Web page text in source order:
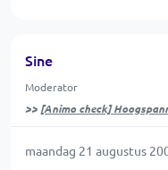
Sine
Moderator
>> [Animo check]
maandag 21 augustus